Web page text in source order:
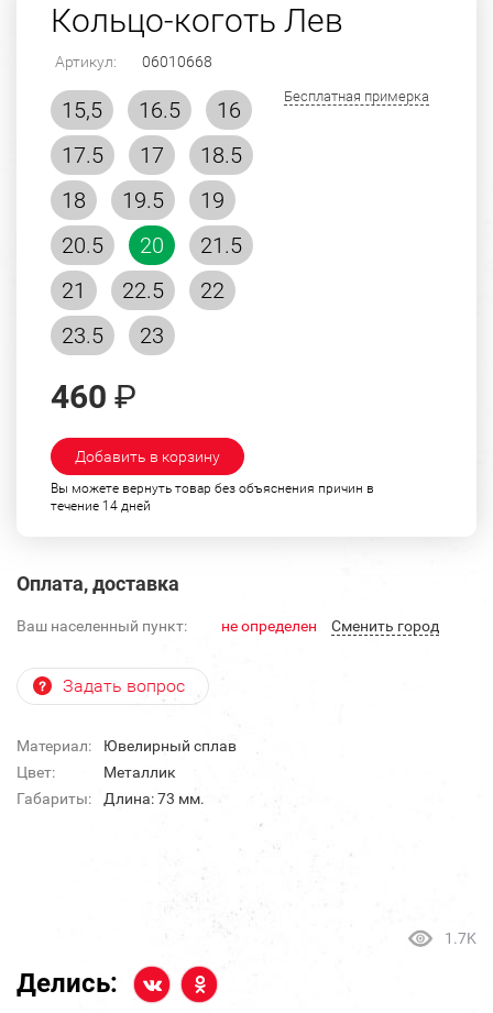
Кольцо-коготь Лев
Артикул: 06010668
15,5 16.5
16
17.5
17
18.5
18
19.5
19
20.5
20
21.5
21
22.5
22
23.5
23
Бесплатная примерка
460 ₽
Добавить в корзину
Вы можете вернуть товар без объяснения причин в
течение 14 дней
Оплата, доставка
Ваш населенный пункт: не определен Cменить город
Задать вопрос
Материал:
Ювелирный сплав
Цвет:
Металлик
Габариты:
Длина: 73 мм.
1.7K
Делись: